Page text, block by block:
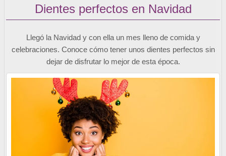
Dientes perfectos en Navidad
Llegó la Navidad y con ella un mes lleno de comida y
celebraciones. Conoce cómo tener unos dientes perfectos sin
dejar de disfrutar lo mejor de esta época.